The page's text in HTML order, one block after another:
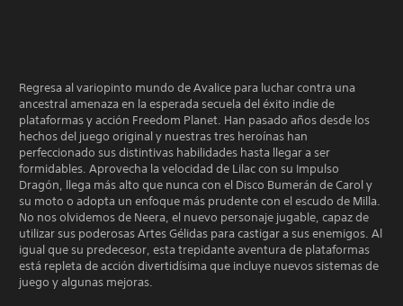
Regresa al variopinto mundo de Avalice para luchar contra una
ancestral amenaza en la esperada secuela del éxito indie de
plataformas y acción Freedom Planet. Han pasado años desde los
hechos del juego original y nuestras tres heroínas han
perfeccionado sus distintivas habilidades hasta llegar a ser
formidables. Aprovecha la velocidad de Lilac con su Impulso
Dragón, llega más alto que nunca con el Disco Bumerán de Carol y
su moto o adopta un enfoque más prudente con el escudo de Milla.
No nos olvidemos de Neera, el nuevo personaje jugable, capaz de
utilizar sus poderosas Artes Gélidas para castigar a sus enemigos. Al
igual que su predecesor, esta trepidante aventura de plataformas
está repleta de acción divertidísima que incluye nuevos sistemas de
juego y algunas mejoras.